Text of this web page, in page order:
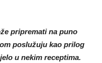
pripremati na puno
poslužuju kao prilog
u nekim receptima.